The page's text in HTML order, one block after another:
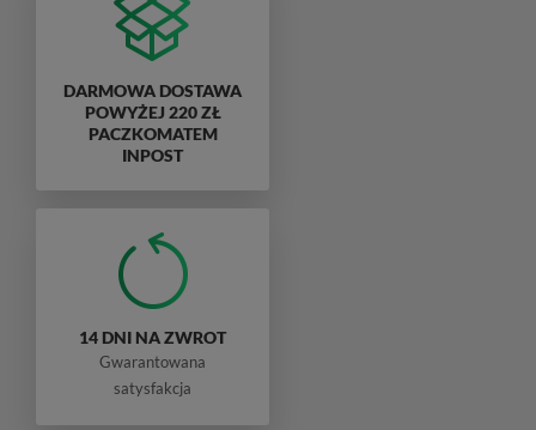
DARMOWA DOSTAWA
POWYŻEJ 220 ZŁ
PACZKOMATEM
INPOST
14 DNI NA ZWROT
Gwarantowana
satysfakcja